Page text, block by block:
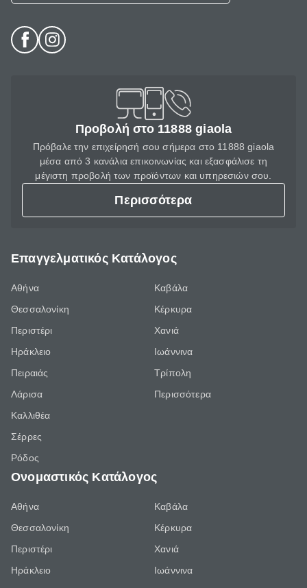
Προβολή στο 11888 giaola
Πρόβαλε την επιχείρησή σου σήμερα στο 11888 giaola
μέσα από 3 κανάλια επικοινωνίας και εξασφάλισε τη
μέγιστη προβολή των προϊόντων και υπηρεσιών σου.
Περισσότερα
Επαγγελματικός Κατάλογος
Αθήνα
Θεσσαλονίκη
Περιστέρι
Ηράκλειο
Πειραιάς
Λάρισα
Καλλιθέα
Σέρρες
Ρόδος
Καβάλα
Κέρκυρα
Χανιά
Ιωάννινα
Τρίπολη
Περισσότερα
Ονομαστικός Κατάλογος
Αθήνα
Θεσσαλονίκη
Περιστέρι
Ηράκλειο
Καβάλα
Κέρκυρα
Χανιά
Ιωάννινα